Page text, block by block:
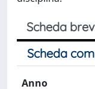
Scheda
Scheda
Anno